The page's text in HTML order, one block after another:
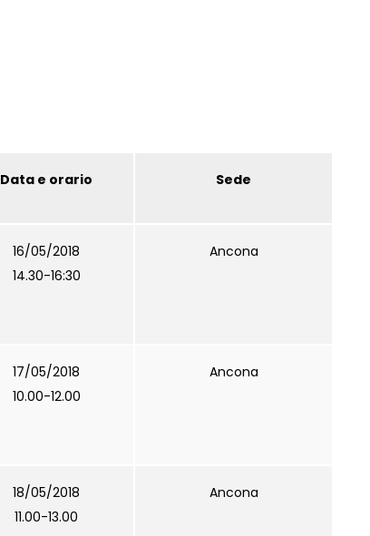
Data e orario Sede
16/05/2018
14.30-16:30
Ancona
17/05/2018
10.00-12.00
Ancona
18/05/2018
11.00-13.00
Ancona